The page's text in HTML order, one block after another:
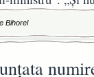
Bihorel